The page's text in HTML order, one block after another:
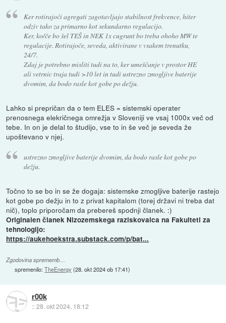
Ker rotirajoči agregati zagotavljajo stabilnost frekvence, hiter
odziv tako za primarno kot sekundarno regulacijo.
Ker, ko/če bo šel TEŠ in NEK 1x cugrunt bo treba ohoho MW te
regulacije. Rotirajoče, seveda, aktivirane v vsakem trenutku,
24/7.
Zdaj je potrebno misliti tudi na to, ker umeščanje v prostor HE
ali vetrnic traja tudi >10 let in tudi ustrezno zmogljive baterije
dvomim, da bodo rasle kot gobe po dežju.
Lahko si prepričan da o tem ELES = sistemski operater
prenosnega elekričnega omrežja v Sloveniji ve vsaj 1000x več od
tebe. In on je delal to študijo, vse to in še več je seveda že
upoštevano v njej.
ustrezno zmogljive baterije dvomim, da bodo rasle kot gobe po
dežju.
Točno to se bo in se že dogaja: sistemske zmogljive baterije rastejo
kot gobe po dežju in to z privat kapitalom (torej državi ni treba dat
nič), toplo priporočam da prebereš spodnji članek. :)
Originalen članek Nizozemskega raziskovalca na Fakulteti za
tehnologijo:
https://aukehoekstra.substack.com/p/bat...
Zgodovina sprememb…
spremenilo:TheEnergy (28. okt 2024 ob 17:41)
r00k
::28. okt 2024, 18:12